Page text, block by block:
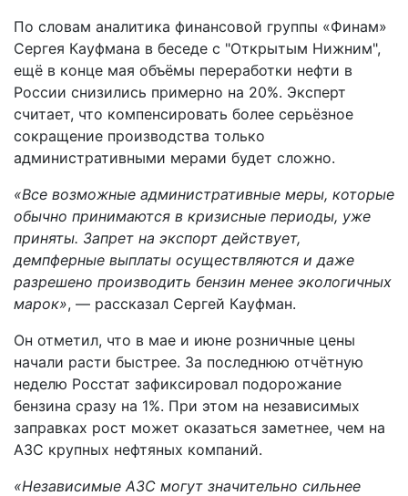
По словам аналитика финансовой группы «Финам»
Сергея Кауфмана в беседе с "Открытым Нижним",
ещё в конце мая объёмы переработки нефти в
России снизились примерно на 20%. Эксперт
считает, что компенсировать более серьёзное
сокращение производства только
административными мерами будет сложно.
«Все возможные административные меры, которые
обычно принимаются в кризисные периоды, уже
приняты. Запрет на экспорт действует,
демпферные выплаты осуществляются и даже
разрешено производить бензин менее экологичных
марок», — рассказал Сергей Кауфман.
Он отметил, что в мае и июне розничные цены
начали расти быстрее. За последнюю отчётную
неделю Росстат зафиксировал подорожание
бензина сразу на 1%. При этом на независимых
заправках рост может оказаться заметнее, чем на
АЗС крупных нефтяных компаний.
«Независимые АЗС могут значительно сильнее